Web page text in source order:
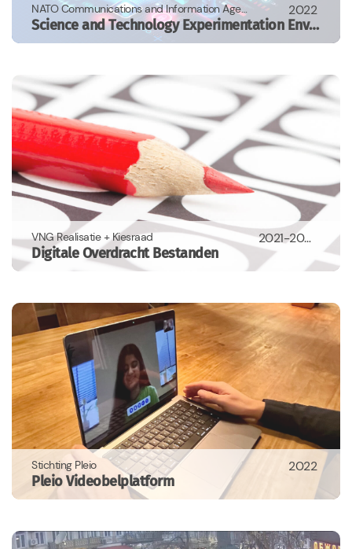
2022
NATO Communications and Information Agency
Science and Technology Experimentation Environment
2021-2023
VNG Realisatie + Kiesraad
Digitale Overdracht Bestanden
2022
Stichting Pleio
Pleio Videobelplatform